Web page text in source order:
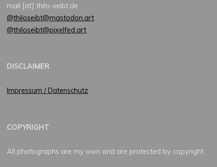
mail [at] thilo-seibt.de
@thiloseibt@mastodon.art
@thiloseibt@pixelfed.art
DISCLAIMER
Impressum / Datenschutz
COPYRIGHT
All photographs are my own and are protected by copyright.